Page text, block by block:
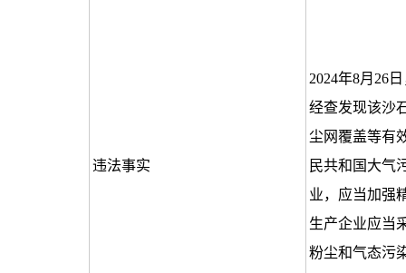
违法事实
2024年8月26
经查发现该沙
尘网覆盖等有
民共和国大气
业，应当加强
生产企业应当
粉尘和气态污